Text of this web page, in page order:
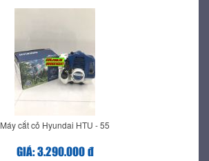
Máy cắt cỏ Hyundai HTU - 55
GIÁ: 3.290.000 đ